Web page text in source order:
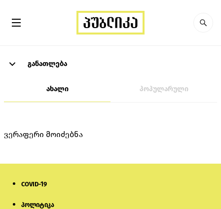
განათლება
ახალი პოპულარული
ვერაფერი მოიძებნა
COVID-19
პოლიტიკა